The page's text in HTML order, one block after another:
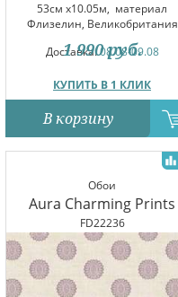
53см x10.05м, материал
Флизелин, Великобритания
Доставка:08.08-09.08
КУПИТЬ В 1 КЛИК
1 990 руб.
В корзину
Обои
Aura Charming Prints
FD22236